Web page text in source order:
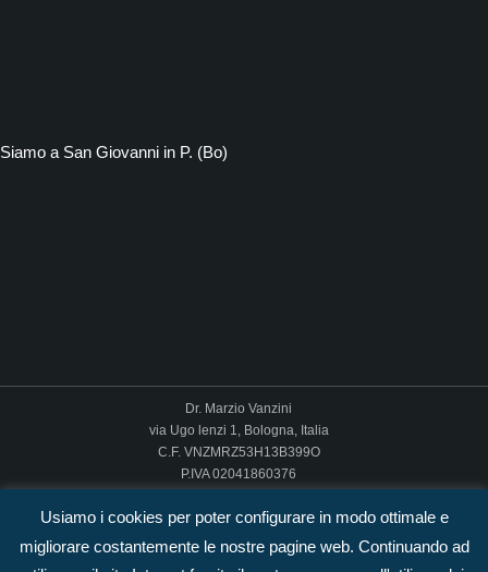
Siamo a San Giovanni in P. (Bo)
Dr. Marzio Vanzini
via Ugo lenzi 1, Bologna, Italia
C.F. VNZMRZ53H13B399O
P.IVA 02041860376
Pec: marzio.vanzini@pec.it
Usiamo i cookies per poter configurare in modo ottimale e
migliorare costantemente le nostre pagine web. Continuando ad